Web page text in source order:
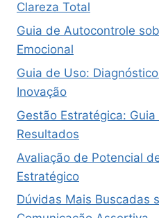
Clareza Total
Guia de Autocontrole
Emocional
Guia de Uso:
Inovação
Gestão Estratégica:
Resultados
Avaliação de Potencial
Estratégico
Dúvidas Mais Buscadas